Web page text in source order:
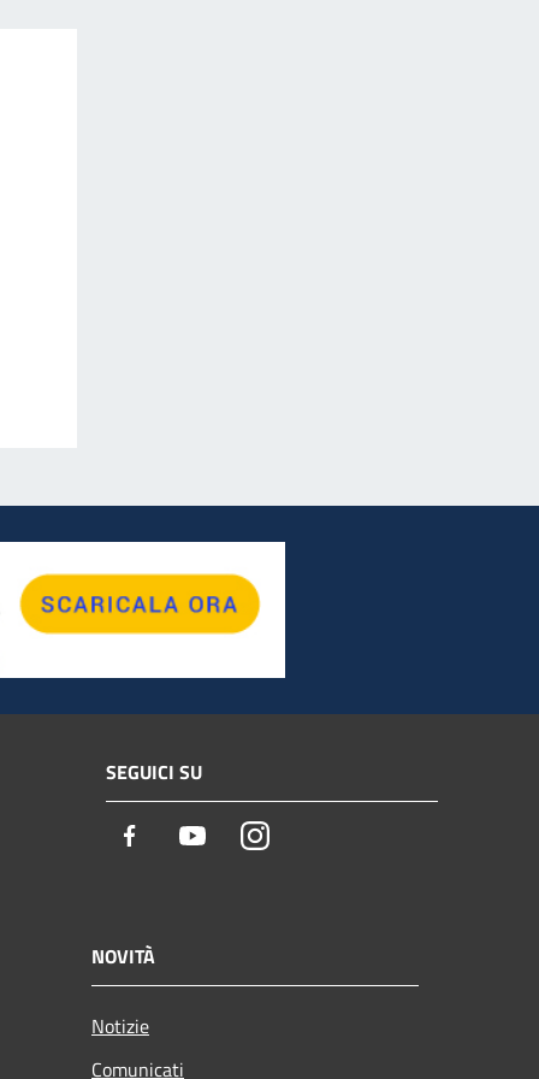
SEGUICI SU
Facebook YoutubeInstagram
NOVITÀ
Notizie
Comunicati